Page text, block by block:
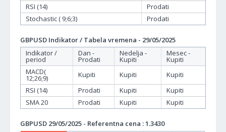
RSI (14)
Prodati
Stochastic ( 9;6;3)
Prodati
GBPUSD Indikator / Tabela vremena - 29/05/2025
Indikator /
period
Dan -
Prodati
Nedelja -
Kupiti
Mesec -
Kupiti
MACD(
12;26;9) Kupiti Kupiti
Kupiti
RSI (14)
Prodati Kupiti
Kupiti
SMA 20
Prodati Kupiti Kupiti
GBPUSD 29/05/2025 - Referentna cena : 1.3430